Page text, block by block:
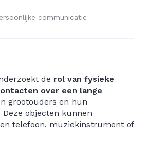
communicatie
de rol van fysieke
over een lange
grootouders en hun
objecten kunnen
telefoon, muziekinstrument of